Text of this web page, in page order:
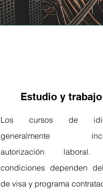
Estudio y trabajo
Los cursos de
generalmente
autorización laboral.
condiciones dependen
de visa y programa